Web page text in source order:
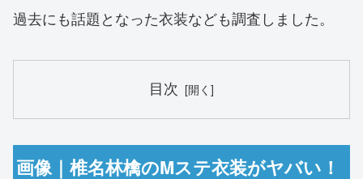
過去にも話題となった衣装なども調査しました。
目次
画像｜椎名林檎のMステ衣装がヤバい！